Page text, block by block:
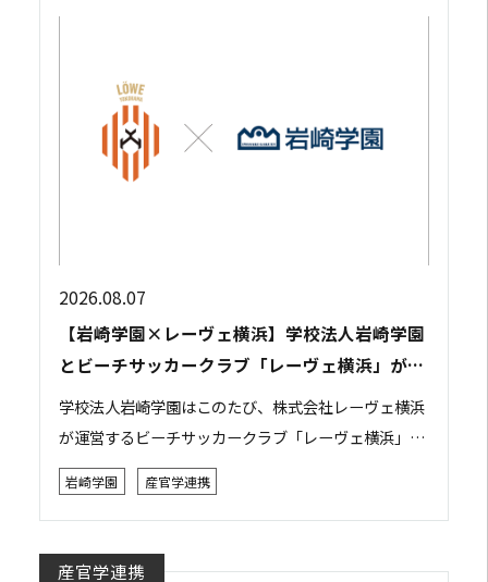
2026.08.07
【岩崎学園×レーヴェ横浜】学校法人岩崎学園
とビーチサッカークラブ「レーヴェ横浜」が包
括連携協定を締結
学校法人岩崎学園はこのたび、株式会社レーヴェ横浜
が運営するビーチサッカークラブ「レーヴェ横浜」と
包括連携協定を締結しました。 本協定は、双方がそれ
ぞれの強みや資源を活かしながら相互に連携・協力...
岩崎学園 産官学連携
産官学連携